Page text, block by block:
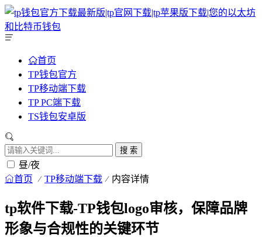
首页
TP钱包官方
TP移动端下载
TP PC端下载
TS钱包安卓版
搜 索
昼/夜
首页 TP移动端下载 内容详情
tp软件下载-TP钱包logo审核，保障品牌
形象与合规性的关键环节